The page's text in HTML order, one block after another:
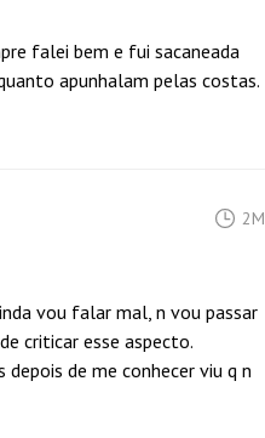
falei bem e fui sacaneada
apunhalam pelas costas.
2M
vou falar mal, n vou passar
criticar esse aspecto.
de me conhecer viu q n